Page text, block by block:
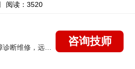
阅读：3520
咨询技师